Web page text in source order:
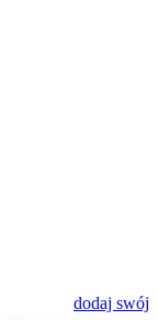
dodaj swój